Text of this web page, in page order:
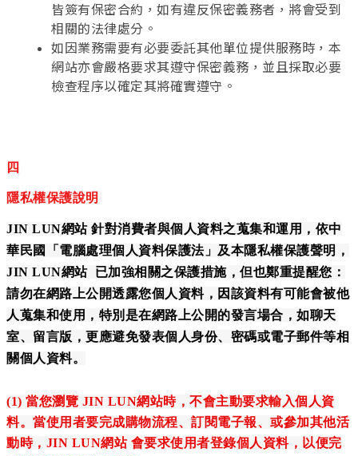
皆簽有保密合約，如有違反保密義務者，將會受到
相關的法律處分。
如因業務需要有必要委託其他單位提供服務時，本
網站亦會嚴格要求其遵守保密義務，並且採取必要
檢查程序以確定其將確實遵守。
四
隱私權保護說明
JIN LUN網站 針對消費者與個人資料之蒐集和運用，依中
華民國「電腦處理個人資料保護法」及本隱私權保護聲明，
JIN LUN網站 已加強相關之保護措施，但也鄭重提醒您：
請勿在網路上公開透露您個人資料，因該資料有可能會被他
人蒐集和使用，特別是在網路上公開的發言場合，如聊天
室、留言版，更應避免發表個人身份、密碼或電子郵件等相
關個人資料。
(1) 當您瀏覽 JIN LUN網站時，不會主動要求輸入個人資
料。當使用者要完成購物流程、訂閱電子報、或參加其他活
動時， JIN LUN網站 會要求使用者登錄個人資料，以便完